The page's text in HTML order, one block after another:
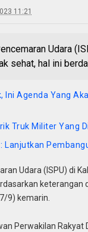
11:21
Udara
sehat, hal ini
Agenda Yang
Truk Militer Yang
Lanjutkan
Udara (ISPU) di
keterangan
9) kemarin.
Perwakilan Rakyat